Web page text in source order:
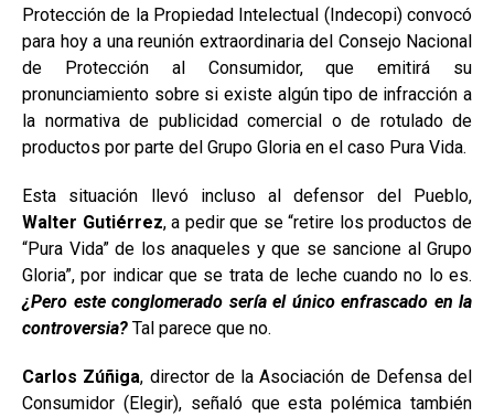
Protección de la Propiedad Intelectual (Indecopi) convocó
para hoy a una reunión extraordinaria del Consejo Nacional
de Protección al Consumidor, que emitirá su
pronunciamiento sobre si existe algún tipo de infracción a
la normativa de publicidad comercial o de rotulado de
productos por parte del Grupo Gloria en el caso Pura Vida.
Esta situación llevó incluso al defensor del Pueblo,
Walter Gutiérrez, a pedir que se “retire los productos de
“Pura Vida” de los anaqueles y que se sancione al Grupo
Gloria”, por indicar que se trata de leche cuando no lo es.
¿Pero este conglomerado sería el único enfrascado en la
controversia? Tal parece que no.
Carlos Zúñiga, director de la Asociación de Defensa del
Consumidor (Elegir), señaló que esta polémica también